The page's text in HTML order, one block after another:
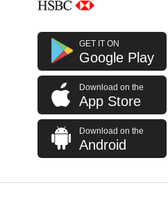
Hermes 愛馬仕 手袋
89 斜挎包 伊芙琳包
32,800.00
GET IT ON
Google Play
Download on the
App Store
Download on the
Android